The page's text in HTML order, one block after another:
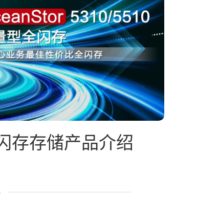
存存储产品介绍